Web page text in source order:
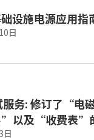
设施电源应用指
日
服务: 修订了“
以及“收费表”
日